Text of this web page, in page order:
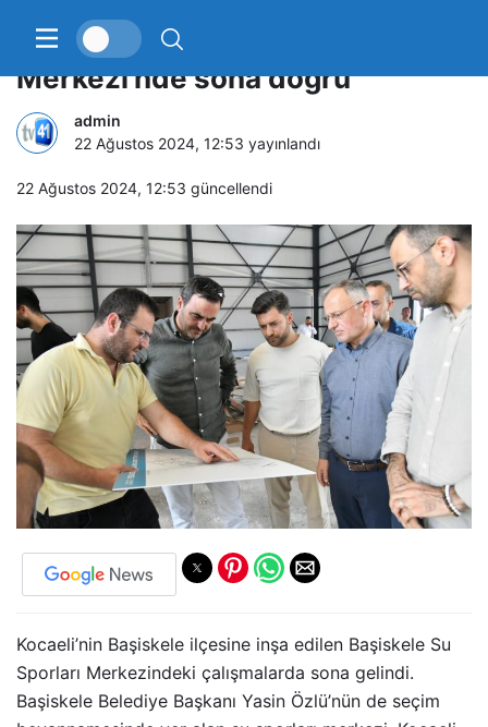
Başiskele Su Sporları
Merkezi’nde sona doğru
admin
22 Ağustos 2024, 12:53 yayınlandı
22 Ağustos 2024, 12:53 güncellendi
Kocaeli’nin Başiskele ilçesine inşa edilen Başiskele Su
Sporları Merkezindeki çalışmalarda sona gelindi.
Başiskele Belediye Başkanı Yasin Özlü’nün de seçim